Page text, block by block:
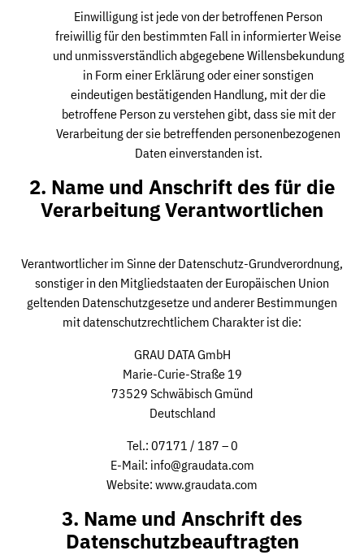
Einwilligung ist jede von der betroffenen Person
freiwillig für den bestimmten Fall in informierter Weise
und unmissverständlich abgegebene Willensbekundung
in Form einer Erklärung oder einer sonstigen
eindeutigen bestätigenden Handlung, mit der die
betroffene Person zu verstehen gibt, dass sie mit der
Verarbeitung der sie betreffenden personenbezogenen
Daten einverstanden ist.
2. Name und Anschrift des für die
Verarbeitung Verantwortlichen
Verantwortlicher im Sinne der Datenschutz-Grundverordnung,
sonstiger in den Mitgliedstaaten der Europäischen Union
geltenden Datenschutzgesetze und anderer Bestimmungen
mit datenschutzrechtlichem Charakter ist die:
GRAU DATA GmbH
Marie-Curie-Straße 19
73529 Schwäbisch Gmünd
Deutschland
Tel.: 07171 / 187 – 0
E-Mail: info@graudata.com
Website: www.graudata.com
3. Name und Anschrift des
Datenschutzbeauftragten